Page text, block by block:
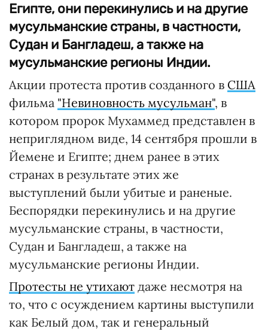
Египте, они перекинулись и на другие
мусульманские страны, в частности,
Судан и Бангладеш, а также на
мусульманские регионы Индии.
Акции протеста против созданного в США
фильма "Невиновность мусульман", в
котором пророк Мухаммед представлен в
неприглядном виде, 14 сентября прошли в
Йемене и Египте; днем ранее в этих
странах в результате этих же
выступлений были убитые и раненые.
Беспорядки перекинулись и на другие
мусульманские страны, в частности,
Судан и Бангладеш, а также на
мусульманские регионы Индии.
Протесты не утихают даже несмотря на
то, что с осуждением картины выступили
как Белый дом, так и генеральный